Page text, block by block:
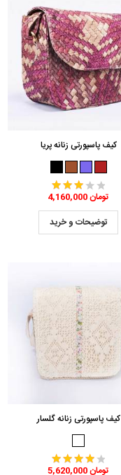
کیف پاسپورتی زنانه پریا
4,160,000 تومان
توضیحات و خرید
کیف پاسپورتی زنانه گلسار
5,620,000 تومان